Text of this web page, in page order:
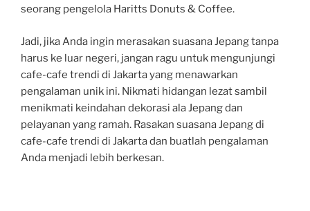
seorang pengelola Haritts Donuts & Coffee.
Jadi, jika Anda ingin merasakan suasana Jepang tanpa
harus ke luar negeri, jangan ragu untuk mengunjungi
cafe-cafe trendi di Jakarta yang menawarkan
pengalaman unik ini. Nikmati hidangan lezat sambil
menikmati keindahan dekorasi ala Jepang dan
pelayanan yang ramah. Rasakan suasana Jepang di
cafe-cafe trendi di Jakarta dan buatlah pengalaman
Anda menjadi lebih berkesan.